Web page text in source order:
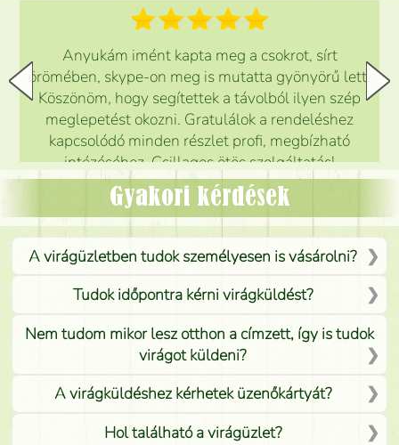
Anyukám imént kapta meg a csokrot, sírt
örömében, skype-on meg is mutatta gyönyörű lett.
Köszönöm, hogy segítettek a távolból ilyen szép
meglepetést okozni. Gratulálok a rendeléshez
kapcsolódó minden részlet profi, megbízható
intézéséhez. Csillagos ötös szolgáltatás!
Mónika
Gyakori kérdések
A virágüzletben tudok személyesen is vásárolni?
Tudok időpontra kérni virágküldést?
Nem tudom mikor lesz otthon a címzett, így is tudok
virágot küldeni?
A virágküldéshez kérhetek üzenőkártyát?
Hol található a virágüzlet?